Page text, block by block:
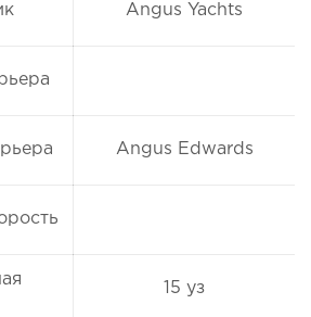
Angus Yachts
Angus Edwards
15 уз